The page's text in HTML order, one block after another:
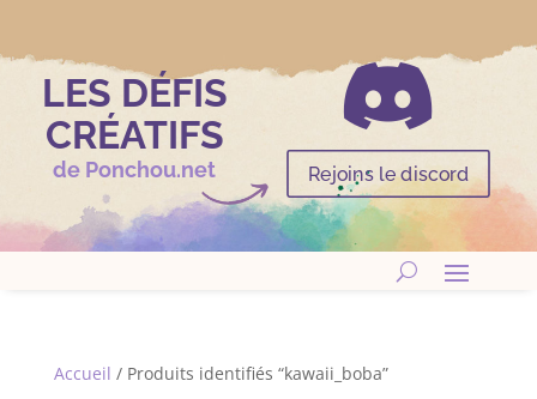
LES DÉFIS
CRÉATIFS
de Ponchou.net

Rejoins le discord
Accueil / Produits identifiés “kawaii_boba”